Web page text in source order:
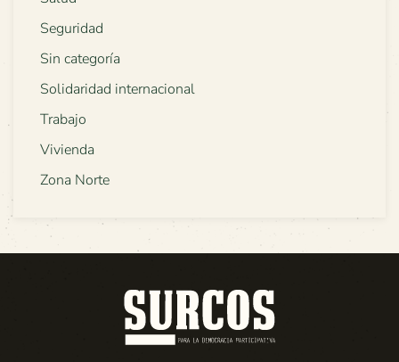
Seguridad
Sin categoría
Solidaridad internacional
Trabajo
Vivienda
Zona Norte